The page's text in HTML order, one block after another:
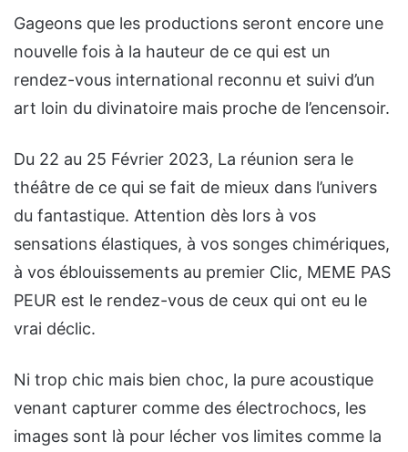
Gageons que les productions seront encore une
nouvelle fois à la hauteur de ce qui est un
rendez-vous international reconnu et suivi d’un
art loin du divinatoire mais proche de l’encensoir.
Du 22 au 25 Février 2023, La réunion sera le
théâtre de ce qui se fait de mieux dans l’univers
du fantastique. Attention dès lors à vos
sensations élastiques, à vos songes chimériques,
à vos éblouissements au premier Clic, MEME PAS
PEUR est le rendez-vous de ceux qui ont eu le
vrai déclic.
Ni trop chic mais bien choc, la pure acoustique
venant capturer comme des électrochocs, les
images sont là pour lécher vos limites comme la